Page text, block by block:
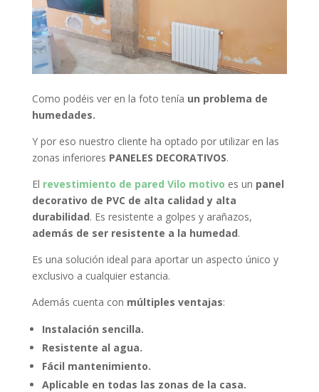
Como podéis ver en la foto tenía un problema de
humedades.
Y por eso nuestro cliente ha optado por utilizar en las
zonas inferiores PANELES DECORATIVOS.
El revestimiento de pared Vilo motivo es un panel
decorativo de PVC de alta calidad y alta
durabilidad. Es resistente a golpes y arañazos,
además de ser resistente a la humedad.
Es una solución ideal para aportar un aspecto único y
exclusivo a cualquier estancia.
Además cuenta con múltiples ventajas:
Instalación sencilla.
Resistente al agua.
Fácil mantenimiento.
Aplicable en todas las zonas de la casa.